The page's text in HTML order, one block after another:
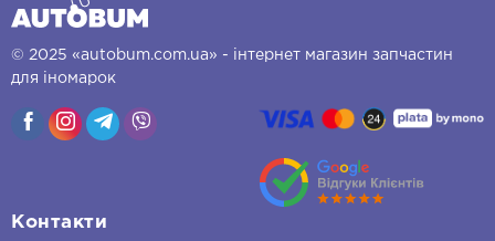
© 2025 «autobum.com.ua» - інтернет магазин запчастин
для іномарок
Контакти